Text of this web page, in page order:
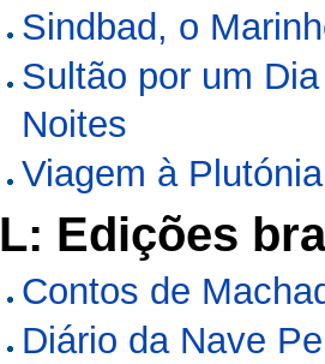
Sindbad, o
Sultão por um
Noites
Viagem à Plutónia
L: Edições
Contos de
Diário da Nave